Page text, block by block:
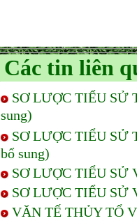
Các tin liên
SƠ LƯỢC TIỂU SỬ
sung)
SƠ LƯỢC TIỂU SỬ
bổ sung)
SƠ LƯỢC TIỂU SỬ
SƠ LƯỢC TIỂU SỬ
VĂN TẾ THỦY TỔ